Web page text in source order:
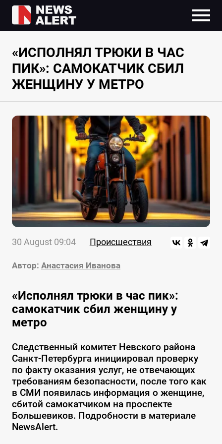
«ИСПОЛНЯЛ ТРЮКИ В ЧАС
ПИК»: САМОКАТЧИК СБИЛ
ЖЕНЩИНУ У МЕТРО
30 August 09:04 Происшествия
Автор: Анастасия Иванова
«Исполнял трюки в час пик»:
самокатчик сбил женщину у
метро
Следственный комитет Невского района
Санкт-Петербурга инициировал проверку
по факту оказания услуг, не отвечающих
требованиям безопасности, после того как
в СМИ появилась информация о женщине,
сбитой самокатчиком на проспекте
Большевиков. Подробности в материале
NewsAlert.